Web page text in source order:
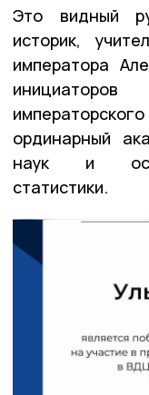
Это видный
историк,
императора
ординарный
наук и
статистики.